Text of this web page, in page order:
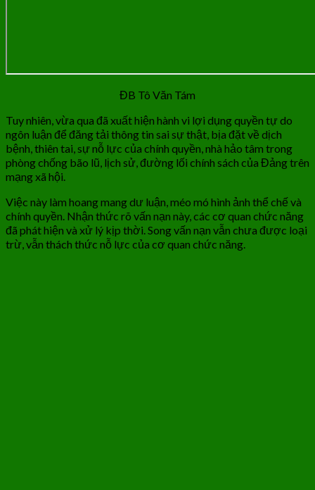
ĐB Tô Văn Tám
Tuy nhiên, vừa qua đã xuất hiện hành vi lợi dụng quyền tự do
ngôn luận để đăng tải thông tin sai sự thật, bịa đặt về dịch
bệnh, thiên tai, sự nỗ lực của chính quyền, nhà hảo tâm trong
phòng chống bão lũ, lịch sử, đường lối chính sách của Đảng trên
mạng xã hội.
Việc này làm hoang mang dư luận, méo mó hình ảnh thể chế và
chính quyền. Nhận thức rõ vấn nạn này, các cơ quan chức năng
đã phát hiện và xử lý kịp thời. Song vấn nạn vẫn chưa được loại
trừ, vẫn thách thức nỗ lực của cơ quan chức năng.